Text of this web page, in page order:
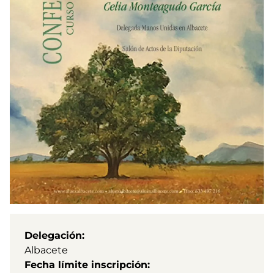
Delegación
Albacete
Fecha límite inscripción